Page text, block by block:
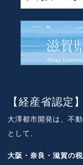
【経産省認定
大澤都市開発は、不
として、
大阪・奈良・滋賀の